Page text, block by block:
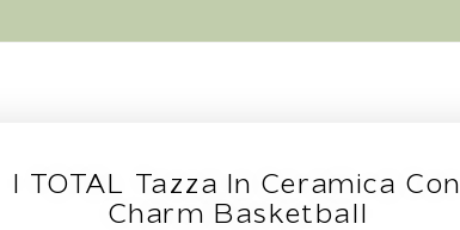
I TOTAL Tazza In Ceramica Con
Charm Basketball